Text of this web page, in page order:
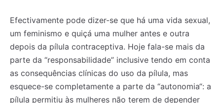
Efectivamente pode dizer-se que há uma vida sexual,
um feminismo e quiçá uma mulher antes e outra
depois da pílula contraceptiva. Hoje fala-se mais da
parte da “responsabilidade” inclusive tendo em conta
as consequências clínicas do uso da pílula, mas
esquece-se completamente a parte da “autonomia“: a
pílula permitiu às mulheres não terem de depender